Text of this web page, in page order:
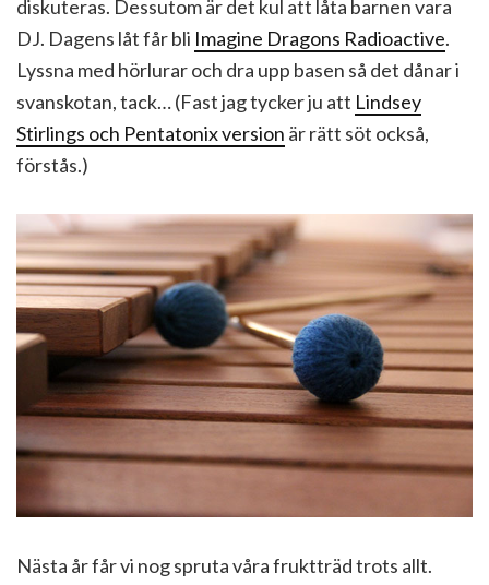
diskuteras. Dessutom är det kul att låta barnen vara
DJ. Dagens låt får bli Imagine Dragons Radioactive.
Lyssna med hörlurar och dra upp basen så det dånar i
svanskotan, tack… (Fast jag tycker ju att Lindsey
Stirlings och Pentatonix version är rätt söt också,
förstås.)
Nästa år får vi nog spruta våra fruktträd trots allt.